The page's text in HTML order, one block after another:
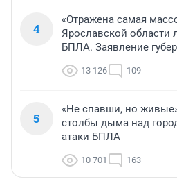
4
«Отражена самая
Ярославской области
БПЛА. Заявление
13 126 109
5
«Не спавши, но
столбы дыма над
атаки БПЛА
10 701 163